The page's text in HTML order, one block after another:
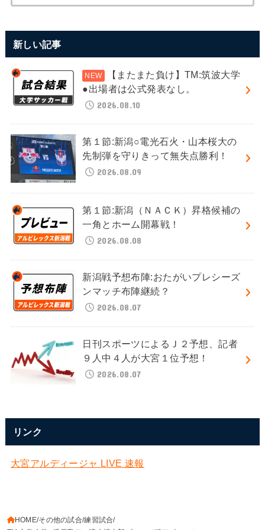
新しい記事
【またまた負け】TM:筑波大学
●出場者は公式発表なし。
2026.08.10
第１節:新潟○電光石火・山本桜大の
先制弾を守りきって無失点勝利！
2026.08.09
第１節:新潟（ＮＡＣＫ）昇格候補の
一角とホーム開幕戦！
2026.08.08
新潟戦予想布陣:おたがいプレシーズ
ンマッチ布陣継続？
2026.08.07
日刊スポーツによるＪ２予想、記者
９人中４人が大宮１位予想！
2026.08.07
リンク
大宮アルディージャ LIVE 速報
HOME その他の試合 練習試合